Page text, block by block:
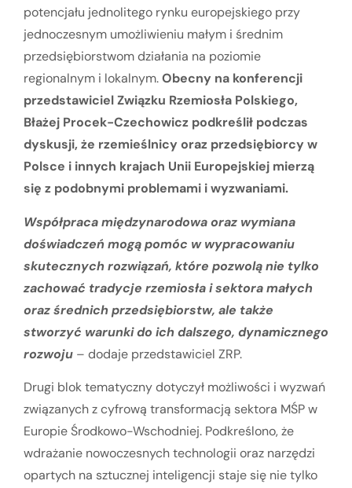
potencjału jednolitego rynku europejskiego przy
jednoczesnym umożliwieniu małym i średnim
przedsiębiorstwom działania na poziomie
regionalnym i lokalnym.Obecny na konferencji
przedstawiciel Związku Rzemiosła Polskiego,
Błażej Procek-Czechowicz podkreślił podczas
dyskusji, że rzemieślnicy oraz przedsiębiorcy w
Polsce i innych krajach Unii Europejskiej mierzą
się z podobnymi problemami i wyzwaniami.
Współpraca międzynarodowa oraz wymiana
doświadczeń mogą pomóc w wypracowaniu
skutecznych rozwiązań, które pozwolą nie tylko
zachować tradycje rzemiosła i sektora małych
oraz średnich przedsiębiorstw, ale także
stworzyć warunki do ich dalszego, dynamicznego
rozwoju – dodaje przedstawiciel ZRP.
Drugi blok tematyczny dotyczył możliwości i wyzwań
związanych z cyfrową transformacją sektora MŚP w
Europie Środkowo-Wschodniej. Podkreślono, że
wdrażanie nowoczesnych technologii oraz narzędzi
opartych na sztucznej inteligencji staje się nie tylko